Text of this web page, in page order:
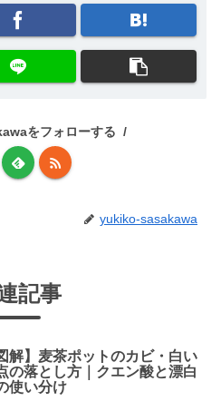
をフォローする
yukiko-sasakawa
記事
解】麦茶ポットのカビ・白い
の落とし方｜クエン酸と漂白
使い分け